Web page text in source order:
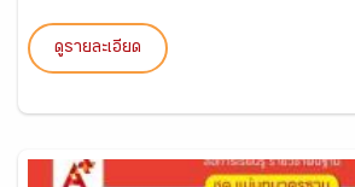
ดูรายละเอียด